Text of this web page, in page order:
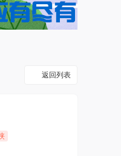
返回列表